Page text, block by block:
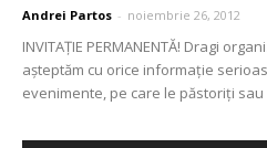
Andrei Partos - noiembrie 26, 2012
INVITAŢIE PERMANENTĂ! Dragi
aşteptăm cu orice informaţie
evenimente, pe care le păstoriţi